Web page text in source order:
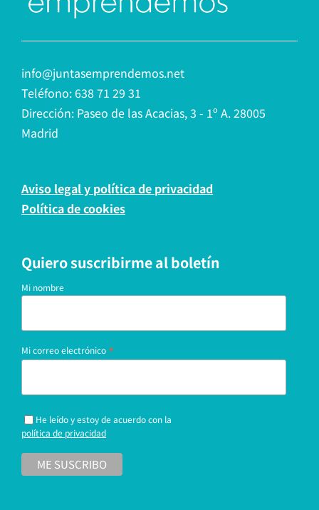
info@juntasemprendemos.net
Teléfono: 638 71 29 31
Dirección: Paseo de las Acacias, 3 - 1º A. 28005
Madrid
Aviso legal y política de privacidad
Política de cookies
Quiero suscribirme al boletín
Mi nombre
Mi correo electrónico *
He leído y estoy de acuerdo con la
política de privacidad